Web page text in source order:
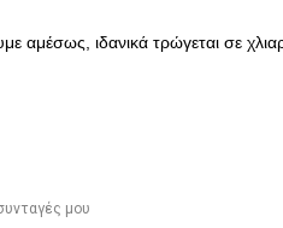
αμέσως, ιδανικά τρώγεται σε
μου